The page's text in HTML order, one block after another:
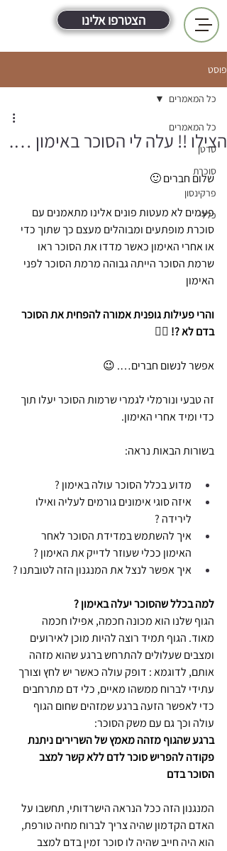
הצטרפו אלינו
פוסט
כל המאמרים
סרטן
סוכרת
פרקינסון
כללי
כל המאמרים
הצילו !! עלה לי הסוכר באימון ….
שלום חברים 🙂
פעמים לא מעטות פונים אלינו מתאמנים עם
סוכרת מופתעים ומבוהלים מעצם כך שתוך כדי
או אחרי האימון כאשר מדדו את הסוכר ראו
שרמת הסוכר הייתה גבוהה מרמת הסוכר לפני
האימון
והרי פעילות גופנית אמורה להפחית את הסוכר
בדם לא ?! 😮‍💨
אפשר לנשום חברים…. 😉
זה טבעי ונורמלי לגמרי שרמות הסוכר יעלו תוך
כדי ומיד אחרי האימון.
בשורות הבאות נראה:
מדוע בכלל הסוכר עולה באימון ?
איזה סוגי אימונים גורמים לעליה ואילו
לירידה ?
איך להשתמש במדידת הסוכר לאחר
האימון ככלי שעוזר לדייק את האימון ?
איך אפשר לנצל את המנגנון הזה לטובתנו ?
למה בכלל שהסוכר יעלה באימון ?
הגוף שלנו הוא מכונה חכמה, אפילו חכמה
מאוד. הגוף תמיד רוצה להיות מוכן לאירועים
ומצבים שעלולים להתרחש ברגע שהוא מזהה
אותם, לדוגמא : דופק עולה כאשר יש לחץ וצורך
עתידי לברוח ממשהו מאיים, כלי דם מתרחבים
כדי לאפשר הזעה ברגע שמזהים שחום הגוף
עולה וכך גם עם משק הסוכר:
ברגע שהגוף מזהה מאמץ של השרירים ניתנת
פקודה להפריש סוכר לדם ללא קשר למצב
הסוכר בדם
המנגנון הזה ככל הנראה הישרדותי, תחשבו על
האדם הקדמון שהיה צריך לברוח מחיה טורפת,
הוא היה חייב שהיה לו סוכר זמין בדם למצב